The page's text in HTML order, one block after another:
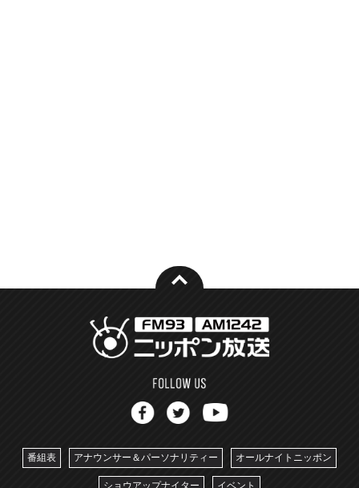
番組表 アナウンサー＆パーソナリティー オールナイトニッポン